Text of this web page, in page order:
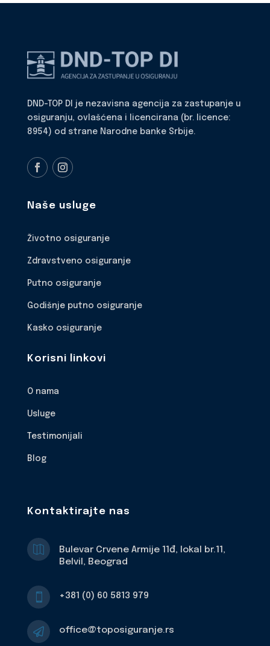
DND-TOP DI je nezavisna agencija za zastupanje u
osiguranju, ovlašćena i licencirana (br. licence:
8954) od strane Narodne banke Srbije.
Naše usluge
Životno osiguranje
Zdravstveno osiguranje
Putno osiguranje
Godišnje putno osiguranje
Kasko osiguranje
Korisni linkovi
O nama
Usluge
Testimonijali
Blog
Kontaktirajte nas

Bulevar Crvene Armije 11đ, lokal br.11,
Belvil, Beograd
 +381 (0) 60 5813 979
 office@toposiguranje.rs